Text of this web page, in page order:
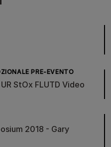
PRE-EVENTO
StOx FLUTD Video
2018 - Gary